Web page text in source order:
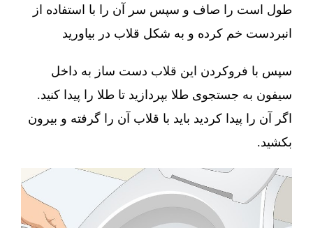
طول است را صاف و سپس سر آن را با استفاده از
انبردست خم کرده و به شکل قلاب در بیاورید
سپس با فروکردن این قلاب دست ساز به داخل
سیفون به جستجوی طلا بپردازید تا طلا را پیدا کنید.
اگر آن را پیدا کردید باید با قلاب آن را گرفته و بیرون
بکشید.